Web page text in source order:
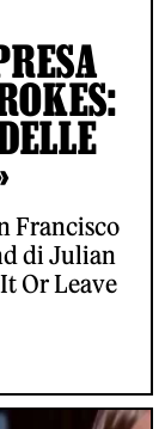
Francisco
di Julian
Or Leave